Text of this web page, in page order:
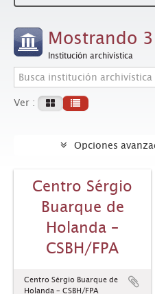
Mostrando
Institución archivística
Ver :
Opciones
Centro Sérgio
Buarque de
Holanda –
CSBH/FPA
Centro Sérgio Buarque de
Holanda – CSBH/FPA